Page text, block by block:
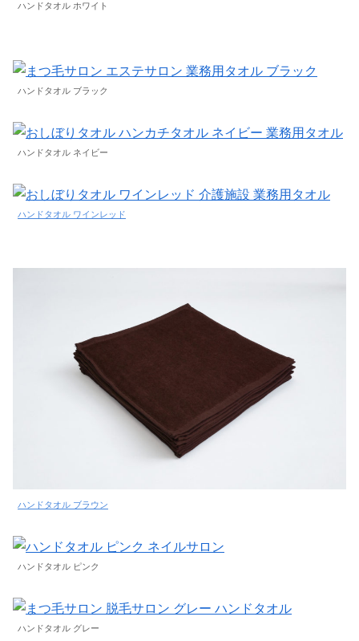
ハンドタオル ホワイト
ハンドタオル ブラック
ハンドタオル ネイビー
ハンドタオル ワインレッド
ハンドタオル ブラウン
ハンドタオル ピンク
ハンドタオル グレー